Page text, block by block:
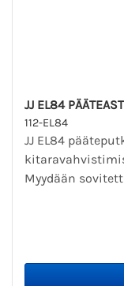
JJ EL84
112-EL84
JJ EL84
Myydään